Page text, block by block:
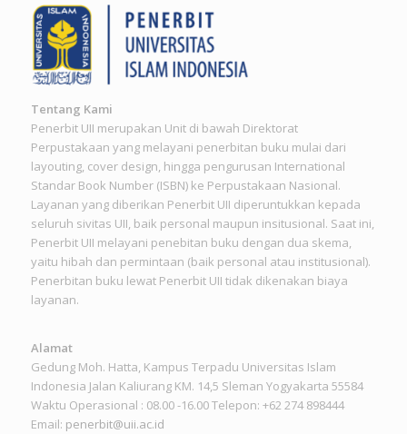
Tentang Kami
Penerbit UII merupakan Unit di bawah Direktorat
Perpustakaan yang melayani penerbitan buku mulai dari
layouting, cover design, hingga pengurusan International
Standar Book Number (ISBN) ke Perpustakaan Nasional.
Layanan yang diberikan Penerbit UII diperuntukkan kepada
seluruh sivitas UII, baik personal maupun insitusional. Saat ini,
Penerbit UII melayani penebitan buku dengan dua skema,
yaitu hibah dan permintaan (baik personal atau institusional).
Penerbitan buku lewat Penerbit UII tidak dikenakan biaya
layanan.
Alamat
Gedung Moh. Hatta, Kampus Terpadu Universitas Islam
Indonesia Jalan Kaliurang KM. 14,5 Sleman Yogyakarta 55584
Waktu Operasional : 08.00 -16.00 Telepon: +62 274 898444
Email: penerbit@uii.ac.id